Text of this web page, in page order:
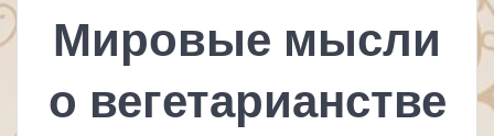
Мировые мысли
о вегетарианстве